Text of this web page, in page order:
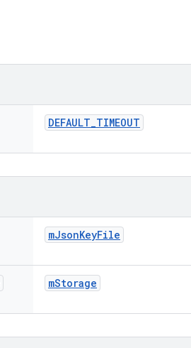
DEFAULT_TIMEOUT
mJsonKeyFile
mStorage